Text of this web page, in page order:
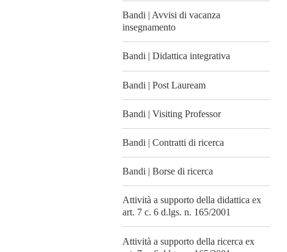
Bandi | Avvisi di vacanza
insegnamento
Bandi | Didattica integrativa
Bandi | Post Lauream
Bandi | Visiting Professor
Bandi | Contratti di ricerca
Bandi | Borse di ricerca
Attività a supporto della didattica ex
art. 7 c. 6 d.lgs. n. 165/2001
Attività a supporto della ricerca ex